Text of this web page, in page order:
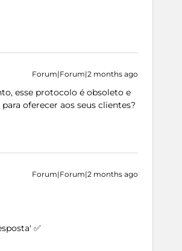
Forum|Forum|2 months ago
esse protocolo é obsoleto e
oferecer aos seus clientes?
Forum|Forum|2 months ago
✅